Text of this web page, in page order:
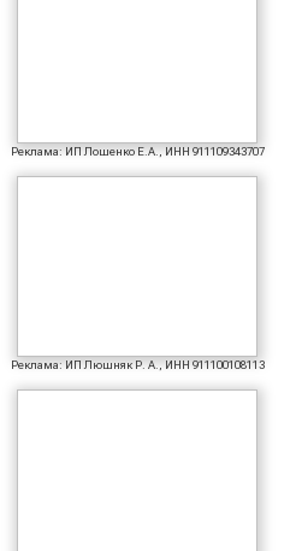
Реклама: ИП Лошенко Е.А., ИНН 911109343707
Реклама: ИП Люшняк Р. А., ИНН 911100108113